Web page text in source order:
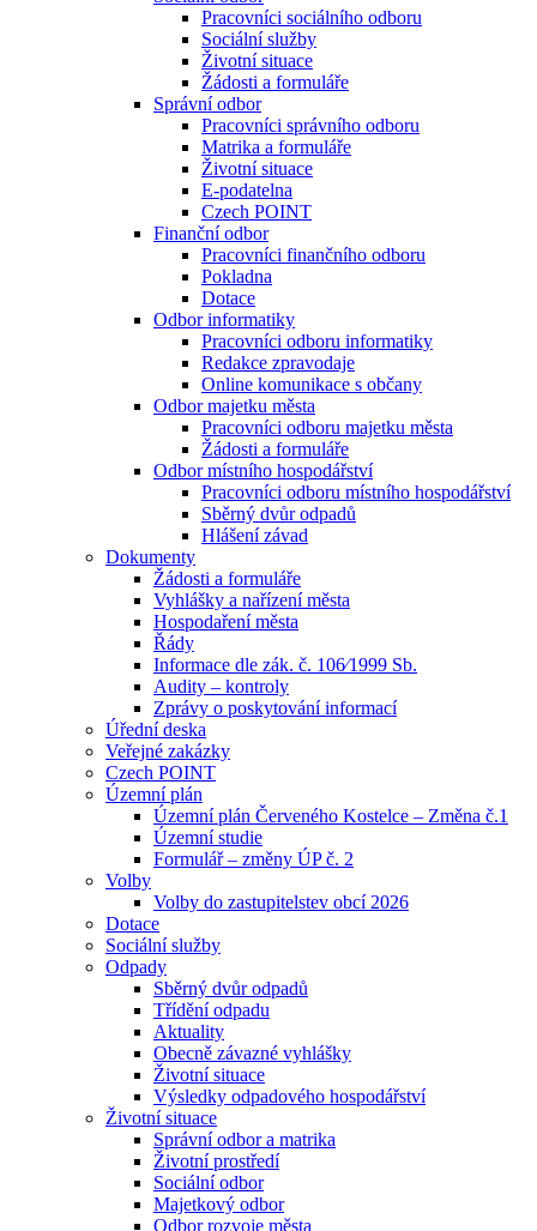
Pracovníci sociálního odboru
Sociální služby
Životní situace
Žádosti a formuláře
Správní odbor
Pracovníci správního odboru
Matrika a formuláře
Životní situace
E-podatelna
Czech POINT
Finanční odbor
Pracovníci finančního odboru
Pokladna
Dotace
Odbor informatiky
Pracovníci odboru informatiky
Redakce zpravodaje
Online komunikace s občany
Odbor majetku města
Pracovníci odboru majetku města
Žádosti a formuláře
Odbor místního hospodářství
Pracovníci odboru místního hospodářství
Sběrný dvůr odpadů
Hlášení závad
Dokumenty
Žádosti a formuláře
Vyhlášky a nařízení města
Hospodaření města
Řády
Informace dle zák. č. 106⁄1999 Sb.
Audity – kontroly
Zprávy o poskytování informací
Úřední deska
Veřejné zakázky
Czech POINT
Územní plán
Územní plán Červeného Kostelce – Změna č.1
Územní studie
Formulář – změny ÚP č. 2
Volby
Volby do zastupitelstev obcí 2026
Dotace
Sociální služby
Odpady
Sběrný dvůr odpadů
Třídění odpadu
Aktuality
Obecně závazné vyhlášky
Životní situace
Výsledky odpadového hospodářství
Životní situace
Správní odbor a matrika
Životní prostředí
Sociální odbor
Majetkový odbor
Odbor rozvoje města